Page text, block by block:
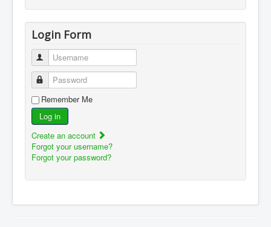
Login Form
Username
Password
Remember Me
Log in
Create an account
Forgot your username?
Forgot your password?